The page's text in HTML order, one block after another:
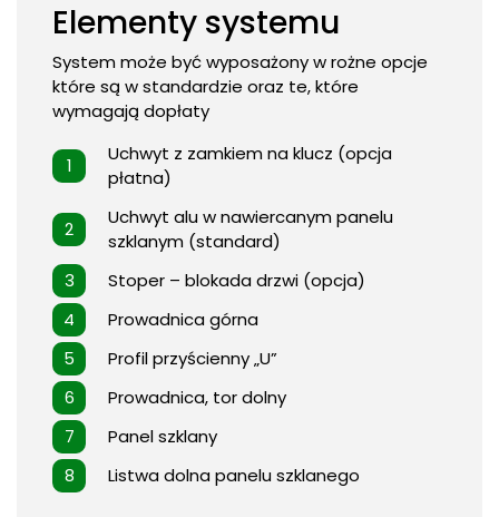
Elementy systemu
System może być wyposażony w rożne opcje
które są w standardzie oraz te, które
wymagają dopłaty
Uchwyt z zamkiem na klucz (opcja
płatna)
Uchwyt alu w nawiercanym panelu
szklanym (standard)
Stoper – blokada drzwi (opcja)
Prowadnica górna
Profil przyścienny „U”
Prowadnica, tor dolny
Panel szklany
Listwa dolna panelu szklanego